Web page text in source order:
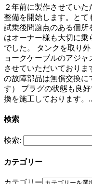
２年前に製作させてい
整備を開始します。とて
試乗後問題点のある個所
はオーナー様も大切に乗
でした。 タンクを取り
ョークケーブルのアジ
させていただいており
の故障部品は無償交換に
す） プラグの状態も良
換を施工しております。
検索
検索:
カテゴリー
カテゴリー